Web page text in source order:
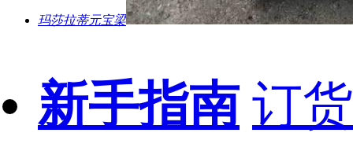
玛莎拉蒂元宝梁
新手指南 订